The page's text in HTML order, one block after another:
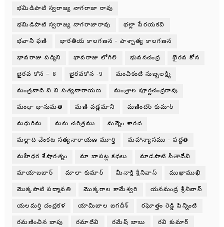
భమిడిపాటి స్వరాజ్య నాగరాజా రావు
భమిడిపాటి స్వరాజ్య నాగరాజారావు భల్లా పేరయకవి
భవానీ ఫణి భారతీయ కాలగణన - పాశ్చాత్య కాలగణన
భావరాజు పద్మిని భావరాజు లోగిలి భువనచంద్ర భైరవ కోన
భైరవ కోన – 8 భైరవకోన -9 మంచికంటి సుబ్బలక్ష్మి
మంత్రవాది వి.వి.సత్యనారాయణ మంత్రాల పూర్ణచంద్రరావు
మంథా భానుమతి మణి వడ్లమాని మణీందర్ కుమార్
మధురిమ మను చరిత్రము మన్నెం శారద
మల్లాది వేంకట సత్యనారాయణ మూర్తి మహాన్యాసము - పధ్ధతి
మహీధర శేషారత్నం మా బాపట్ల కధలు మాడపాటి సీతాదేవి
మాయాబజార్ మాలా కుమార్ మీనాక్షి శ్రీనివాస్ ముఖాముఖి
మొక్కపాటి పద్మావతి మొక్కరాల కామేశ్వరి యనమండ్ర శ్రీనివాస్
యలమర్తి చంద్రకళ యామిజాల జగదీశ్ రఘోత్తం రెడ్డి పిన్నింటి
రమణించిన బాపు రమాదేవి రమేష్ బాబు రవి కుమార్